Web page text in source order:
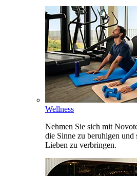
Wellness
Nehmen Sie sich mit
die Sinne zu beruhigen
Lieben zu verbringen.